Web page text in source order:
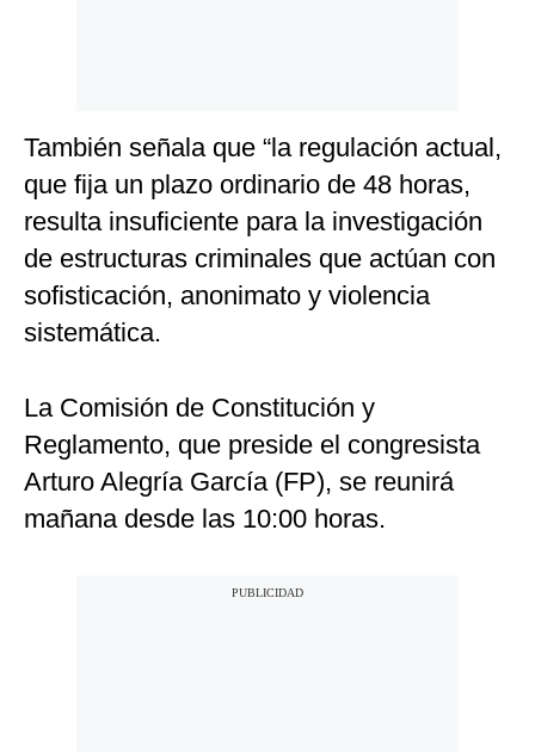
También señala que “la regulación actual,
que fija un plazo ordinario de 48 horas,
resulta insuficiente para la investigación
de estructuras criminales que actúan con
sofisticación, anonimato y violencia
sistemática.
La Comisión de Constitución y
Reglamento, que preside el congresista
Arturo Alegría García (FP), se reunirá
mañana desde las 10:00 horas.